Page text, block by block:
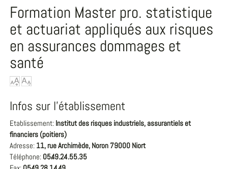
Formation Master pro. statistique
et actuariat appliqués aux risques
en assurances dommages et
santé
Infos sur l'établissement
Etablissement: Institut des risques industriels, assurantiels et
financiers (poitiers)
Adresse: 11, rue Archimède, Noron 79000 Niort
Téléphone: 05.49.24.55.35